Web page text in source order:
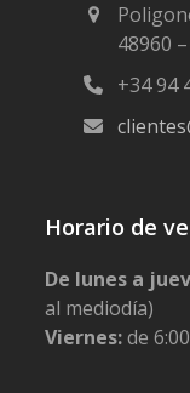
48960
+34 94
Horario de
De lunes a
al mediodía)
Viernes:de